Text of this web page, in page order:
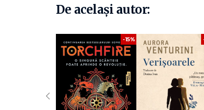
descrie cu umor și inteligență legile
Ghidul de față, ilustrat de Gregory Mone,
NEIL DEGRASSE TYSON este un faimos
American de Istorie Naturală și directorul
lucrări de specialitate, printre care bestsellerul
GREGORY MONE este coautor, împreună cu Bill
Jack și Geniile: La capătul lumii
Jack și
De același autor:
-15%
‹